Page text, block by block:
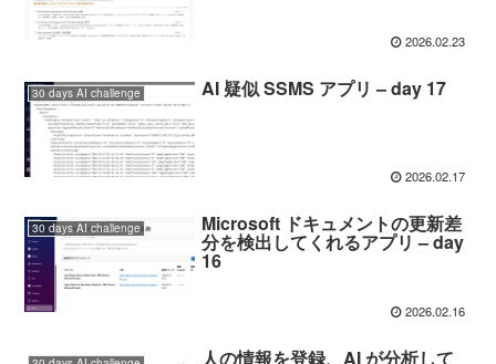
2026.02.23
30 days AI challenge AI 疑似 SSMS アプリ – day 17
2026.02.17
30 days AI challenge Microsoft ドキュメントの更新差
分を検出してくれるアプリ – day
16
2026.02.16
人の情報を登録、AI が分析して